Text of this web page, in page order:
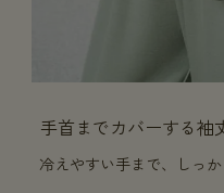
手首までカバーする袖
冷えやすい手まで、しっ